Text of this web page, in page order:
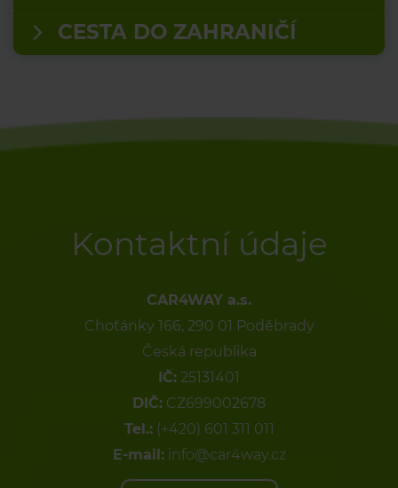
CESTA DO ZAHRANIČÍ
Kontaktní údaje
CAR4WAY a.s.
Choťánky 166, 290 01 Poděbrady
Česká republika
IČ: 25131401
DIČ: CZ699002678
Tel.: (+420) 601 311 011
E-mail: info@car4way.cz